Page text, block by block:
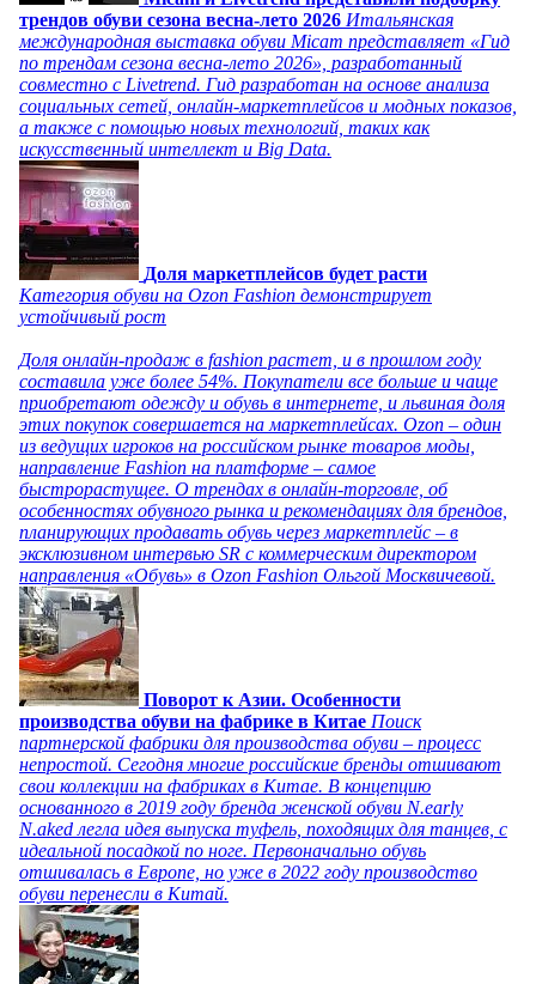
трендов обуви сезона весна-лето 2026 Итальянская
международная выставка обуви Micam представляет «Гид
по трендам сезона весна-лето 2026», разработанный
совместно с Livetrend. Гид разработан на основе анализа
социальных сетей, онлайн-маркетплейсов и модных показов,
а также с помощью новых технологий, таких как
искусственный интеллект и Big Data.
Доля маркетплейсов будет расти
Категория обуви на Ozon Fashion демонстрирует
устойчивый рост
Доля онлайн-продаж в fashion растет, и в прошлом году
составила уже более 54%. Покупатели все больше и чаще
приобретают одежду и обувь в интернете, и львиная доля
этих покупок совершается на маркетплейсах. Ozon – один
из ведущих игроков на российском рынке товаров моды,
направление Fashion на платформе – самое
быстрорастущее. О трендах в онлайн-торговле, об
особенностях обувного рынка и рекомендациях для брендов,
планирующих продавать обувь через маркетплейс – в
эксклюзивном интервью SR с коммерческим директором
направления «Обувь» в Ozon Fashion Ольгой Москвичевой.
Поворот к Азии. Особенности
производства обуви на фабрике в Китае Поиск
партнерской фабрики для производства обуви – процесс
непростой. Сегодня многие российские бренды отшивают
свои коллекции на фабриках в Китае. В концепцию
основанного в 2019 году бренда женской обуви N.early
N.aked легла идея выпуска туфель, походящих для танцев, с
идеальной посадкой по ноге. Первоначально обувь
отшивалась в Европе, но уже в 2022 году производство
обуви перенесли в Китай.